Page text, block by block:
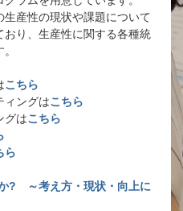
生産性の現状や課題について
り、生産性に関する各種統
こちら
ィングはこちら
グはこちら
ら
? ～考え方・現状・向上に